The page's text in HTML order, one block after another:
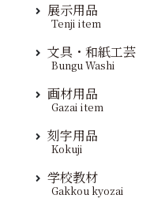
展示用品
Tenji item
文具・和紙工芸
Bungu Washi
画材用品
Gazai item
刻字用品
Kokuji
学校教材
Gakkou kyozai